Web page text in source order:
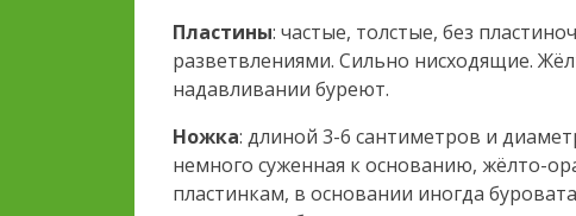
Пластины: частые, толстые, без
разветвлениями. Сильно нисходящие.
надавливании буреют.
Ножка: длиной 3-6 сантиметров и
немного суженная к основанию, жёлто-
пластинкам, в основании иногда